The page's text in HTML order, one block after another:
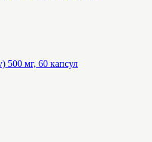
500 мг, 60 капсул